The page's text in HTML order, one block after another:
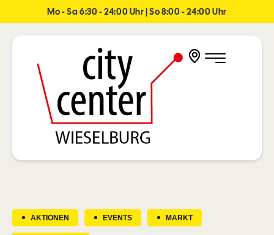
Mo - Sa 6:30 - 24:00 Uhr | So 8:00 - 24:00 Uhr
AKTIONEN EVENTS MARKT